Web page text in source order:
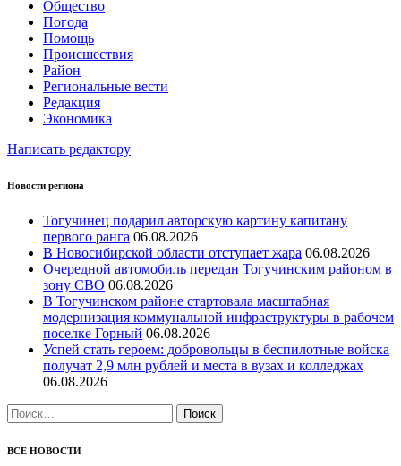
Общество
Погода
Помощь
Происшествия
Район
Региональные вести
Редакция
Экономика
Написать редактору
Новости региона
Тогучинец подарил авторскую картину капитану
первого ранга 06.08.2026
В Новосибирской области отступает жара 06.08.2026
Очередной автомобиль передан Тогучинским районом в
зону СВО 06.08.2026
В Тогучинском районе стартовала масштабная
модернизация коммунальной инфраструктуры в рабочем
поселке Горный 06.08.2026
Успей стать героем: добровольцы в беспилотные войска
получат 2,9 млн рублей и места в вузах и колледжах
06.08.2026
Найти:
ВСЕ НОВОСТИ